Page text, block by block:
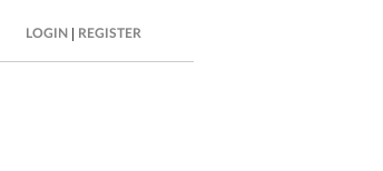
LOGIN REGISTER